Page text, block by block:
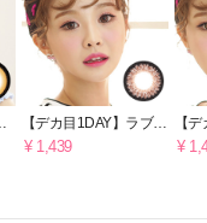
【デカ目1DAY】ラブリ
ーチョコヘーゼルワン
¥ 1,439
【
ーブ
¥